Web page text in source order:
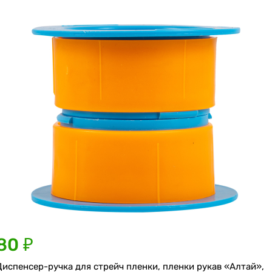
₽
ручка для стрейч пленки, пленки рукав «Алтай»,